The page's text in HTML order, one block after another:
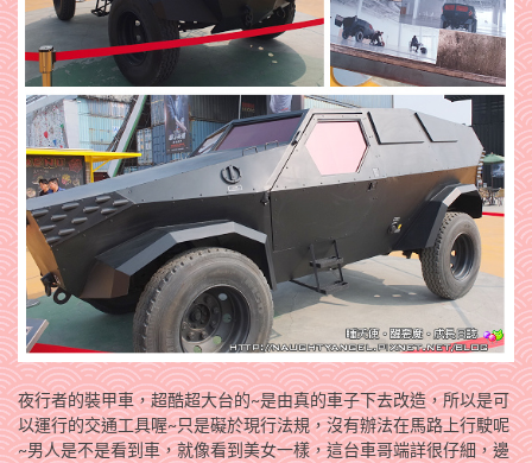
夜行者的裝甲車，超酷超大台的~是由真的車子下去改造，所以是可
以運行的交通工具喔~只是礙於現行法規，沒有辦法在馬路上行駛呢
~男人是不是看到車，就像看到美女一樣，這台車哥端詳很仔細，邊